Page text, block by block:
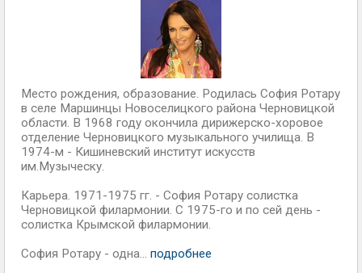
Место рождения, образование. Родилась София Ротару
в селе Маршинцы Новоселицкого района Черновицкой
области. В 1968 году окончила дирижерско-хоровое
отделение Черновицкого музыкального училища. В
1974-м - Кишиневский институт искусств
им.Музыческу.
Карьера. 1971-1975 гг. - София Ротару солистка
Черновицкой филармонии. С 1975-го и по сей день -
солистка Крымской филармонии.
София Ротару - одна... подробнее